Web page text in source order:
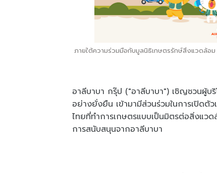
ภายใต้ความร่วมมือกับมูลนิธิเกษตรรักษ์สิ่งแวดล้อม
อาลีบาบา กรุ๊ป ("อาลีบาบา") เชิญชวนผู้บ
อย่างยั่งยืน เข้ามามีส่วนร่วมในการเปิดตั
ไทยที่ทำการเกษตรแบบเป็นมิตรต่อสิ่งแวด
การสนับสนุนจากอาลีบาบา